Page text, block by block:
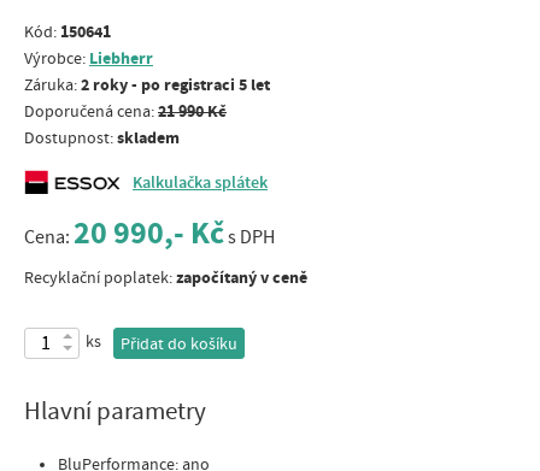
Kód: 150641
Výrobce: Liebherr
Záruka:2 roky - po registraci 5 let
Doporučená cena:21 990 Kč
Dostupnost:skladem
Kalkulačka splátek
Cena: 20 990,- Kčs DPH
Recyklační poplatek:započítaný v ceně
ks Přidat do košíku
Hlavní parametry
BluPerformance: ano